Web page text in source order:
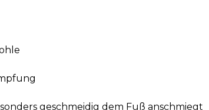
geschmeidig dem Fuß anschmiegt